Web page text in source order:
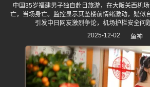
中国35岁福建男子独自赴日旅游，在大阪关西机
亡，当场身亡。监控显示其坠楼前情绪激动，疑似
引发中日网友激烈争论，机场护栏安全问
2025-12-02
鱼神